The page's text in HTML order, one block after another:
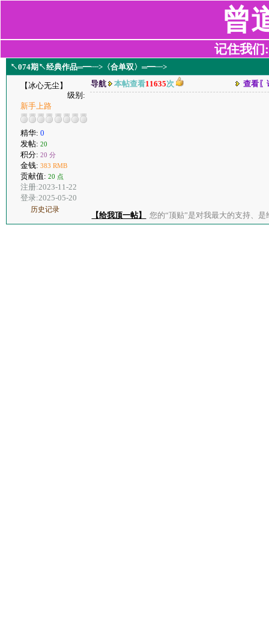
曾
记住我们
↖074期↖经典作品═━┈>〈合单双〉═━┈>
【冰心无尘】
级别:
新手上路
精华: 0
发帖: 20
积分: 20 分
金钱: 383 RMB
贡献值: 20 点
注册:2023-11-22
登录:2025-05-20
历史记录
导航 本帖查看11635次 查看〖
【给我顶一帖】 您的“顶贴”是对我最大的支持、